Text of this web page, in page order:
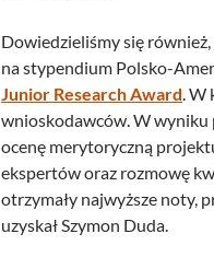
Dowiedzieliśmy się
na stypendium Polsko-
Junior Research Award. W
wnioskodawców. W
ocenę merytoryczną
ekspertów oraz rozmowę
otrzymały najwyższe noty,
uzyskał Szymon Duda.